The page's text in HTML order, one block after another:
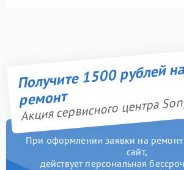
Получите 1500 рублей на
ремонт
Акция сервисного центра
При оформлении заявки на ремонт
сайт,
действует персональная